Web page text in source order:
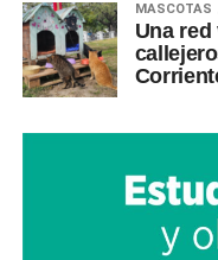
MASCOTAS
Una